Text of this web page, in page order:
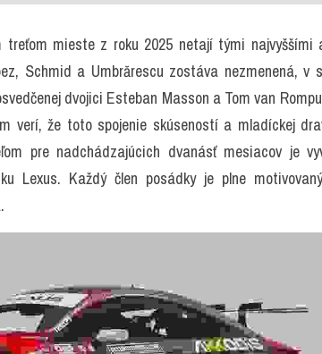
mieste z roku 2025 netají tými najvyššími
Schmid a Umbrărescu zostáva nezmenená, v
dvojici Esteban Masson a Tom van
verí, že toto spojenie skúseností a mladíckej
pre nadchádzajúcich dvanásť mesiacov je
Lexus. Každý člen posádky je plne